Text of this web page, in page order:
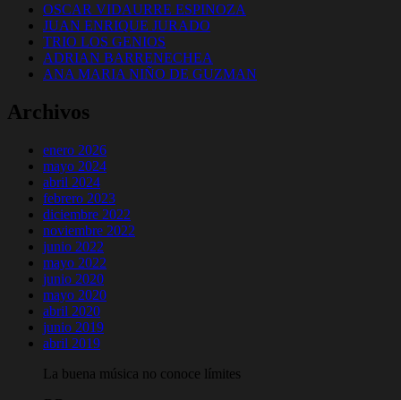
OSCAR VIDAURRE ESPINOZA
JUAN ENRIQUE JURADO
TRIO LOS GENIOS
ADRIAN BARRENECHEA
ANA MARIA NIÑO DE GUZMAN
Archivos
enero 2026
mayo 2024
abril 2024
febrero 2023
diciembre 2022
noviembre 2022
junio 2022
mayo 2022
junio 2020
mayo 2020
abril 2020
junio 2019
abril 2019
La buena música no conoce límites